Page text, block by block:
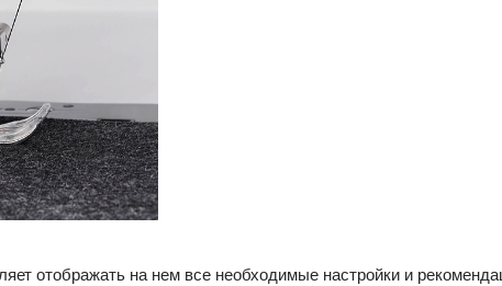
отображать на нем все необходимые настройки и